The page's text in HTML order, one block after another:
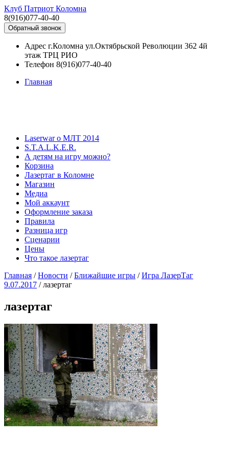
Клуб Патриот Коломна
8(916)077-40-40
Обратный звонок
Адрес г.Коломна ул.Октябрьской Революции 362 4й
этаж ТРЦ РИО
Телефон 8(916)077-40-40
Главная
Laserwar о МЛТ 2014
S.T.A.L.K.E.R.
А детям на игру можно?
Корзина
Лазертаг в Коломне
Магазин
Медиа
Мой аккаунт
Оформление заказа
Правила
Разница игр
Сценарии
Цены
Что такое лазертаг
Главная /Новости /Ближайшие игры /Игра ЛазерТаг
9.07.2017 /лазертаг
лазертаг